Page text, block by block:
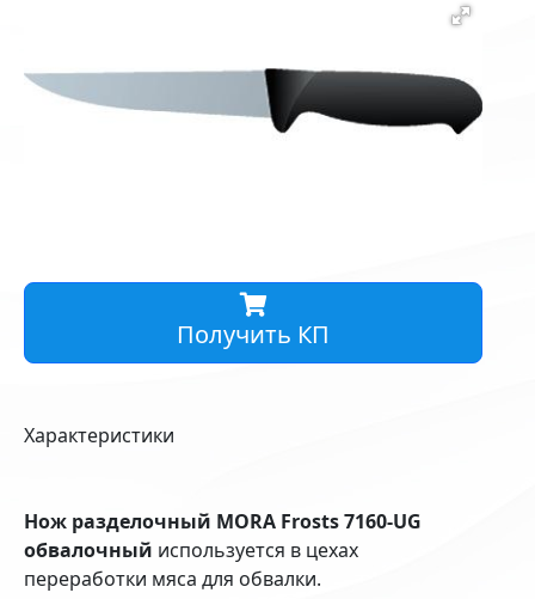
Получить КП
Характеристики
Нож разделочный MORA Frosts 7160-UG
обвалочный используется в цехах
переработки мяса для обвалки.